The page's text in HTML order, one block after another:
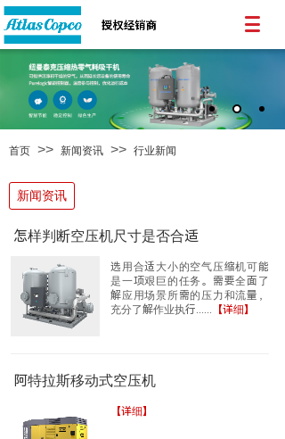
首页 >> 新闻资讯 >> 行业新闻
新闻资讯
怎样判断空压机尺寸是否合适
选用合适大小的空气压缩机可能
是一项艰巨的任务。需要全面了
解应用场景所需的压力和流量，
充分了解作业执行...... 【详细】
阿特拉斯移动式空压机
【详细】